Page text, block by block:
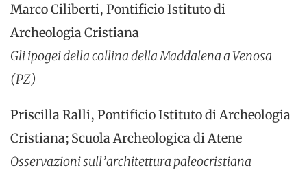
Marco Ciliberti, Pontificio Istituto di
Archeologia Cristiana
Gli ipogei della collina della Maddalena a Venosa
(PZ)
Priscilla Ralli, Pontificio Istituto di Archeologia
Cristiana; Scuola Archeologica di Atene
Osservazioni sull’architettura paleocristiana